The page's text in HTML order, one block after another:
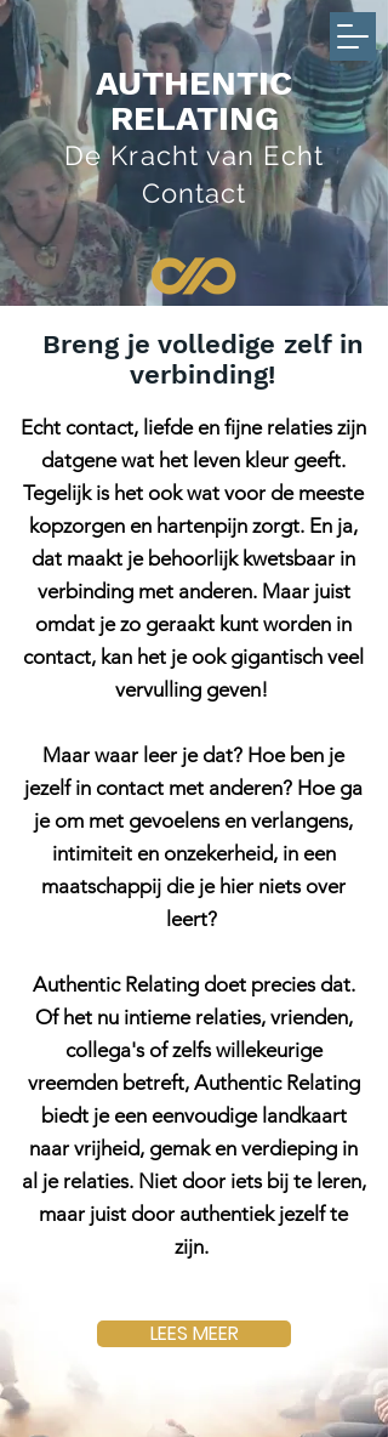
AUTHENTIC
RELATING
De Kracht van Echt
Contact
Breng je volledige zelf in
verbinding!
Echt contact, liefde en fijne relaties zijn
datgene wat het leven kleur geeft.
Tegelijk is het ook wat voor de meeste
kopzorgen en hartenpijn zorgt. En ja,
dat maakt je behoorlijk kwetsbaar in
verbinding met anderen. Maar juist
omdat je zo geraakt kunt worden in
contact, kan het je ook gigantisch veel
vervulling geven!
Maar waar leer je dat? Hoe ben je
jezelf in contact met anderen? Hoe ga
je om met gevoelens en verlangens,
intimiteit en onzekerheid, in een
maatschappij die je hier niets over
leert?
Authentic Relating doet precies dat.
Of het nu intieme relaties, vrienden,
collega's of zelfs willekeurige
vreemden betreft, Authentic Relating
biedt je een eenvoudige landkaart
naar vrijheid, gemak en verdieping in
al je relaties. Niet door iets bij te leren,
maar juist door authentiek jezelf te
zijn.
LEES MEER